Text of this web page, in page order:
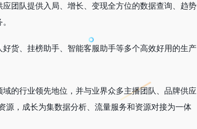
团队提供入局、增长、变现全方位的数据查询、趋势
货、挂榜助手、智能客服助手等多个高效好用的生产
的行业领先地位，并与业界众多主播团队、品牌供应
，成长为集数据分析、流量服务和资源对接为一体